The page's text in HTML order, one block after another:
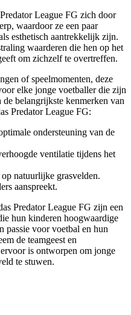
League FG zich door
waardoor ze een paar
esthetisch aantrekkelijk zijn.
waarderen die hen op het
om zichzelf te overtreffen.
of speelmomenten, deze
elke jonge voetballer die zijn
belangrijkste kenmerken van
Predator League FG:
ondersteuning van de
ventilatie tijdens het
natuurlijke grasvelden.
aanspreekt.
Predator League FG zijn een
hun kinderen hoogwaardige
passie voor voetbal en hun
de teamgeest en
is ontworpen om jonge
te stuwen.